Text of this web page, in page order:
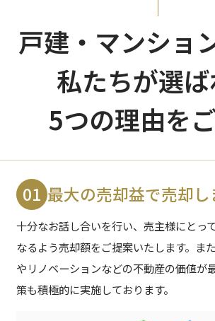
戸建・マンショ
私たちが選
5つの理由を
01 最大の売却益で売却し
十分なお話し合いを行い、売主様にとっ
なるよう売却額をご提案いたします。 ま
やリノベーションなどの不動産の価値が
策も積極的に実施しております。